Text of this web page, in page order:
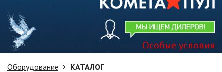
Особые условия
Оборудование КАТАЛОГ